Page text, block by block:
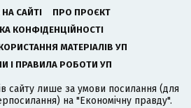
САЙТІ
ПРО ПРОЄКТ
КОНФІДЕНЦІЙНОСТІ
МАТЕРІАЛІВ УП
І ПРАВИЛА РОБОТИ УП
сайту лише за умови посилання (для
на "Економічну правду".